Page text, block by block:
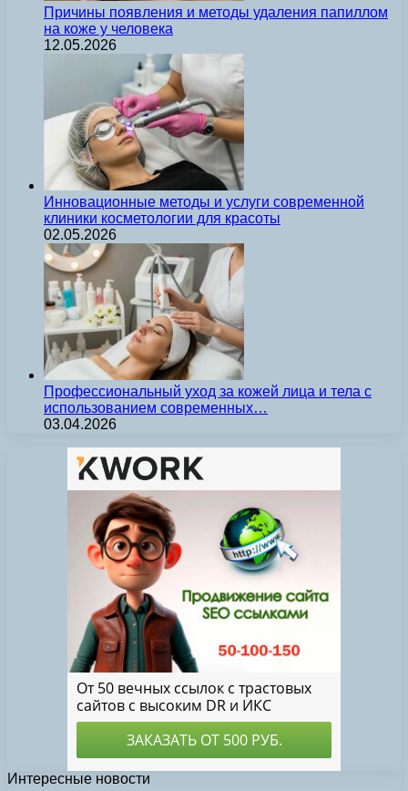
Причины появления и методы удаления папиллом
на коже у человека
12.05.2026
Инновационные методы и услуги современной
клиники косметологии для красоты
02.05.2026
Профессиональный уход за кожей лица и тела с
использованием современных…
03.04.2026
Интересные новости